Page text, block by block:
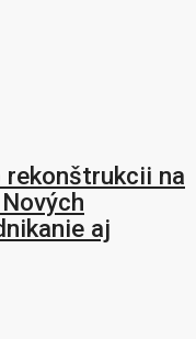
rekonštrukcii na
aj